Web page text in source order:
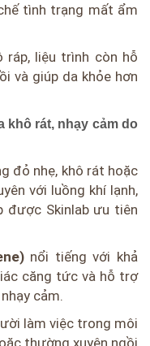
tình trạng mất ẩm
ráp, liệu trình còn hỗ
và giúp da khỏe hơn
khô rát, nhạy cảm do
đỏ nhẹ, khô rát hoặc
với luồng khí lạnh,
được Skinlab ưu tiên
nổi tiếng với khả
căng tức và hỗ trợ
cảm.
làm việc trong môi
thường xuyên ngồi